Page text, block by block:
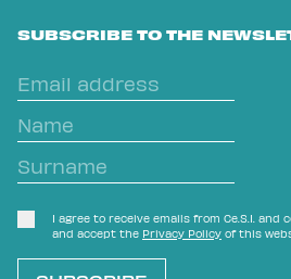
SUBSCRIBE TO THE
I agree to receive emails from Ce.S.I. and
and accept the Privacy Policy of this